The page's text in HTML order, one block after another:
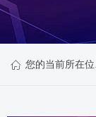
ꀇ 您的当前所在位置：